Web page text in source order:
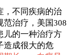
不同疾病的治
范治疗，美国308
儿的一种治疗方
造成很大的危